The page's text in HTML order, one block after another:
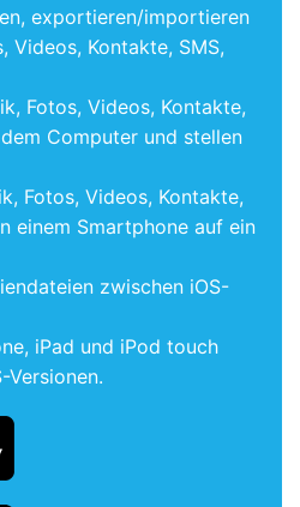
exportieren/importieren
Videos, Kontakte, SMS,
Fotos, Videos, Kontakte,
Computer und stellen
Fotos, Videos, Kontakte,
einem Smartphone auf ein
zwischen iOS-
iPad und iPod touch
Versionen.